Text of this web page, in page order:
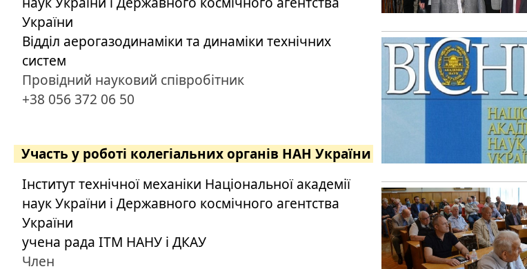
України
Відділ аерогазодинаміки та динаміки технічних
систем
Провідний науковий співробітник
+38 056 372 06 50
Участь у роботі колегіальних органів НАН України
Інститут технічної механіки Національної академії
наук України і Державного космічного агентства
України
учена рада ІТМ НАНУ і ДКАУ
Член